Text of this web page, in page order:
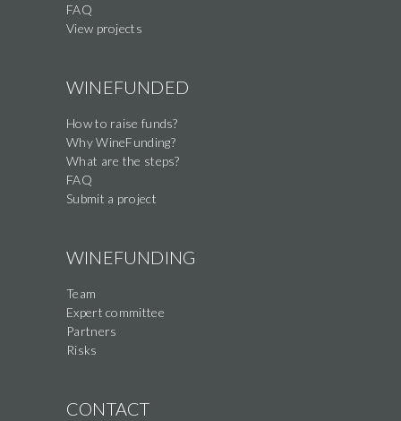
FAQ
View projects
WINEFUNDED
How to raise funds?
Why WineFunding?
What are the steps?
FAQ
Submit a project
WINEFUNDING
Team
Expert committee
Partners
Risks
CONTACT